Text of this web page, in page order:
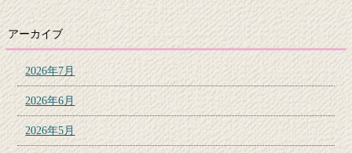
アーカイブ
2026年7月
2026年6月
2026年5月